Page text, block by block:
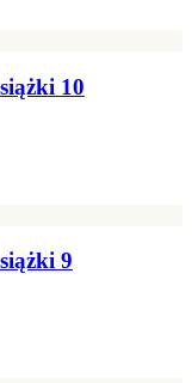
10
9